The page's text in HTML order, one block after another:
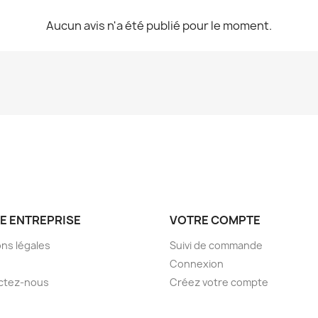
Aucun avis n'a été publié pour le moment.
ENTREPRISE
légales
nous
VOTRE COMPTE
Suivi de commande
Connexion
Créez votre compte